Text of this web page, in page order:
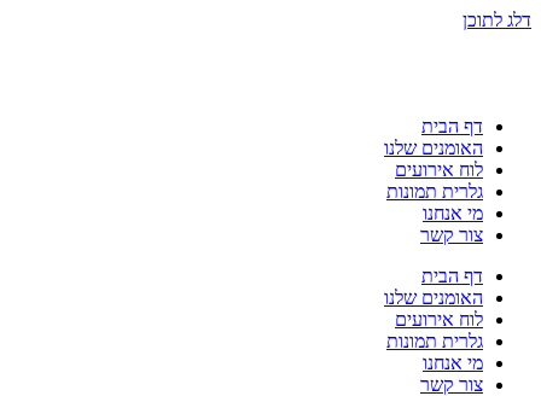
דלג לתוכן
דף הבית
האומנים שלנו
לוח אירועים
גלרית תמונות
מי אנחנו
צור קשר
דף הבית
האומנים שלנו
לוח אירועים
גלרית תמונות
מי אנחנו
צור קשר